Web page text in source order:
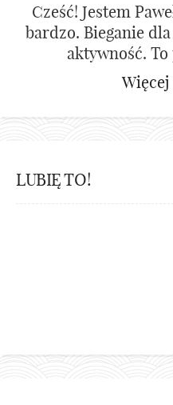
Cześć! Jestem
bardzo. Bieganie
aktywność. To
LUBIĘ TO!